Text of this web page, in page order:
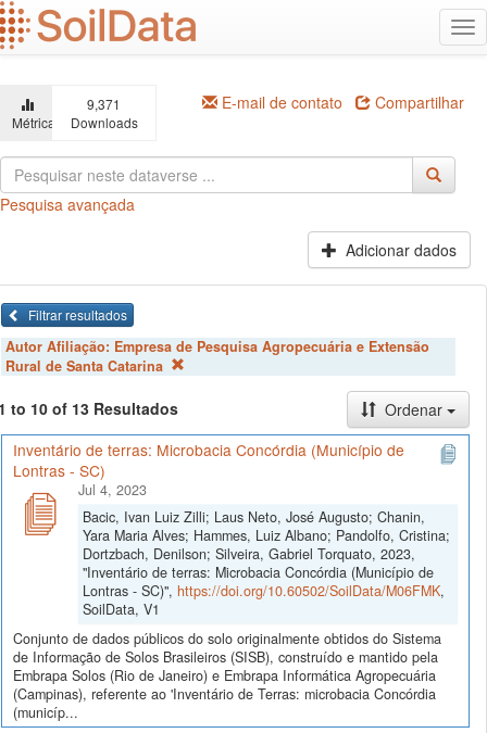
Ir
para
o
principal
Métricas
9,371
Downloads
E-mail de contato Compartilhar
Pesquisa avançada
Adicionar dados
Filtrar resultados
Autor Afiliação: Empresa de Pesquisa Agropecuária e Extensão
Rural de Santa Catarina
to 10 of 13 Resultados
Ordenar
Inventário de terras: Microbacia Concórdia (Município de
Lontras - SC)
Jul 4, 2023
Bacic, Ivan Luiz Zilli; Laus Neto, José Augusto; Chanin,
Yara Maria Alves; Hammes, Luiz Albano; Pandolfo, Cristina;
Dortzbach, Denilson; Silveira, Gabriel Torquato, 2023,
"Inventário de terras: Microbacia Concórdia (Município de
Lontras - SC)", https://doi.org/10.60502/SoilData/M06FMK,
SoilData, V1
Conjunto de dados públicos do solo originalmente obtidos do Sistema
de Informação de Solos Brasileiros (SISB), construído e mantido pela
Embrapa Solos (Rio de Janeiro) e Embrapa Informática Agropecuária
(Campinas), referente ao 'Inventário de Terras: microbacia Concórdia
(municíp...